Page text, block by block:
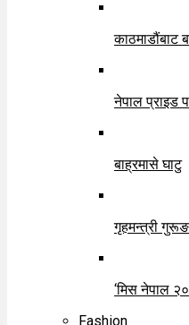
काठमाडौंबाट
नेपाल प्राइड
बाह्रमासे घाटु
गृहमन्त्री
‘मिस नेपाल
Fashion